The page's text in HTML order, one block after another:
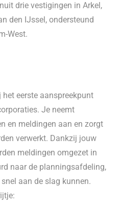
drie vestigingen in Arkel,
den IJssel, ondersteund
West.
eerste aanspreekpunt
Je neemt
en meldingen aan en zorgt
verwerkt. Dankzij jouw
meldingen omgezet in
naar de planningsafdeling,
aan de slag kunnen.